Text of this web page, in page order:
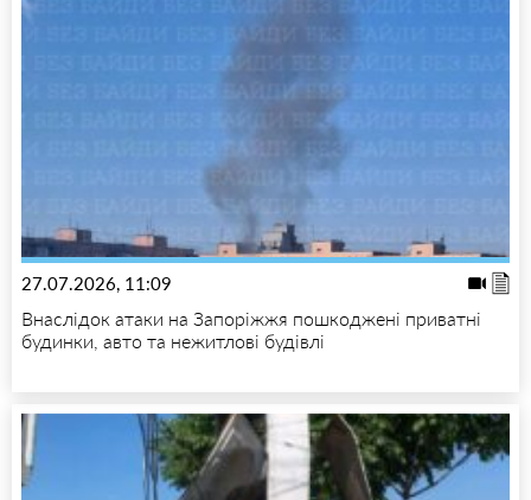
27.07.2026, 11:09
Внаслідок атаки на Запоріжжя пошкоджені приватні
будинки, авто та нежитлові будівлі